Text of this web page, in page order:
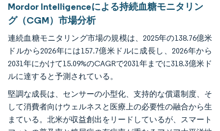
Mordor Intelligenceによる持続血糖モニタリン
グ（CGM）市場分析
連続血糖モニタリング市場の規模は、2025年の138.76億米
ドルから2026年には157.7億米ドルに成長し、2026年から
2031年にかけて15.09%のCAGRで2031年までに318.3億米ド
ルに達すると予測されている。
堅調な成長は、センサーの小型化、支持的な償還制度、そ
して消費者向けウェルネスと医療上の必要性の融合から生
まている。北米が収益創出をリードしているが、スマート